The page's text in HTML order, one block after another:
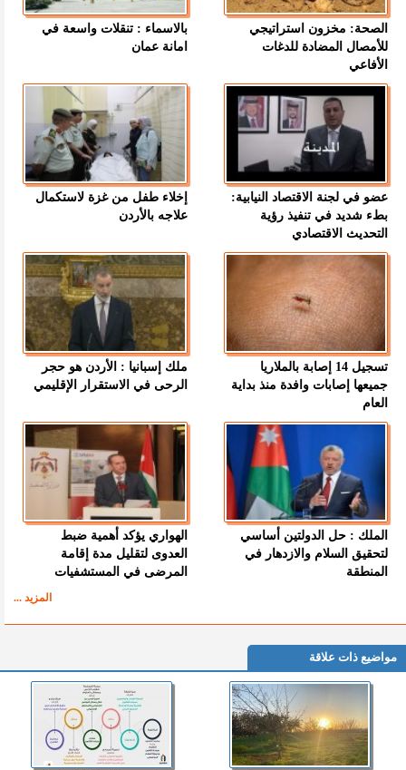
الصحة: مخزون استراتيجي
للأمصال المضادة للدغات
الأفاعي
بالاسماء : تنقلات واسعة في
امانة عمان
عضو في لجنة الاقتصاد النيابية:
بطء شديد في تنفيذ رؤية
التحديث الاقتصادي
إخلاء طفل من غزة لاستكمال
علاجه بالأردن
تسجيل 14 إصابة بالملاريا
جميعها إصابات وافدة منذ بداية
العام
ملك إسبانيا : الأردن هو حجر
الرحى في الاستقرار الإقليمي
الملك : حل الدولتين أساسي
لتحقيق السلام والازدهار في
المنطقة
الهواري يؤكد أهمية ضبط
العدوى لتقليل مدة إقامة
المرضى في المستشفيات
المزيد ...
مواضيع ذات علاقة